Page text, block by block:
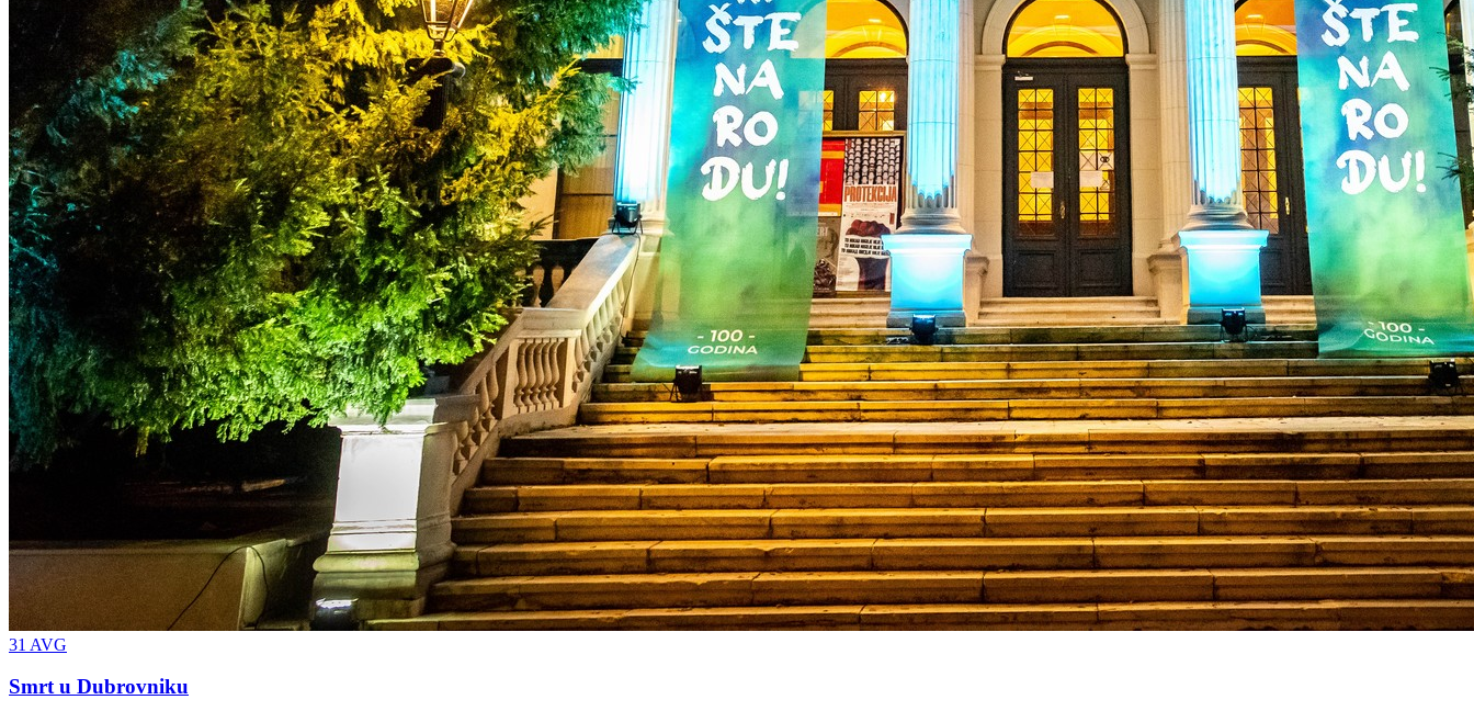
31 AVG
Smrt u Dubrovniku